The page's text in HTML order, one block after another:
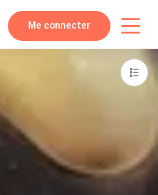
Me connecter